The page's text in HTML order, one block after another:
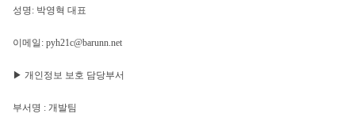
성명: 박영혁 대표
이메일: pyh21c@barunn.net
▶ 개인정보 보호 담당부서
부서명 : 개발팀